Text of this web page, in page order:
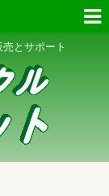
とサポート